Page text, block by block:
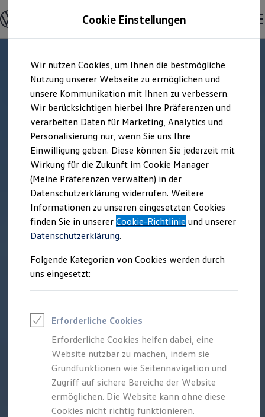
Hauptinhalt
springen
Footer
springen
Offene Stellen entdecken
Einstiegsmöglichkeiten
Schüler
Schülerpraktikum
Schüler Ferienjobs
Einstiegsqualifizierung
Studenten
Praktikum
Abschlussarbeit
Master-Stipendium
Auslandspraktikum
Jobs in Semesterferien
Werkstudentin / Werkstudent
Absolventen
StartUp Direct
Doktorandenprogramm
Volontariat
Berufserfahrene
Direkteinstieg
Jobs in der Volkswagen Group
Jobs in Produktion und Logistik
Talentpool für Fach- und Führungsexpertinnen
Arbeiten bei VW
Was uns ausmacht
Wir bei Volkswagen
Onboarding und Einarbeitung
Unternehmensbereiche
Standorte
Verhaltensgrundsätze
Karriere Magazin
Talentpool
Deine Bewerbung
Onlinebewerbung: So geht's
Cookie Einstellungen
Wir nutzen Cookies, um Ihnen die bestmögliche
Nutzung unserer Webseite zu ermöglichen und
unsere Kommunikation mit Ihnen zu verbessern.
Wir berücksichtigen hierbei Ihre Präferenzen und
verarbeiten Daten für Marketing, Analytics und
Personalisierung nur, wenn Sie uns Ihre
Einwilligung geben. Diese können Sie jederzeit mit
Wirkung für die Zukunft im Cookie Manager
(Meine Präferenzen verwalten) in der
Datenschutzerklärung widerrufen. Weitere
Informationen zu unseren eingesetzten Cookies
finden Sie in unsererCookie-Richtlinie und unserer
Datenschutzerklärung.
Folgende Kategorien von Cookies werden durch
uns eingesetzt:
Erforderliche Cookies
Erforderliche Cookies helfen dabei, eine
Website nutzbar zu machen, indem sie
Grundfunktionen wie Seitennavigation und
Zugriff auf sichere Bereiche der Website
ermöglichen. Die Website kann ohne diese
Cookies nicht richtig funktionieren.